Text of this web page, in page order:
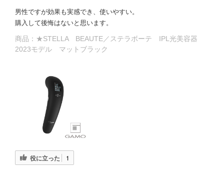
男性ですが効果も実感でき、使いやすい。
購入して後悔はないと思います。
商品： ★STELLA BEAUTE／ステラボーテ IPL光美容器
2023モデル マットブラック
役に立った 1